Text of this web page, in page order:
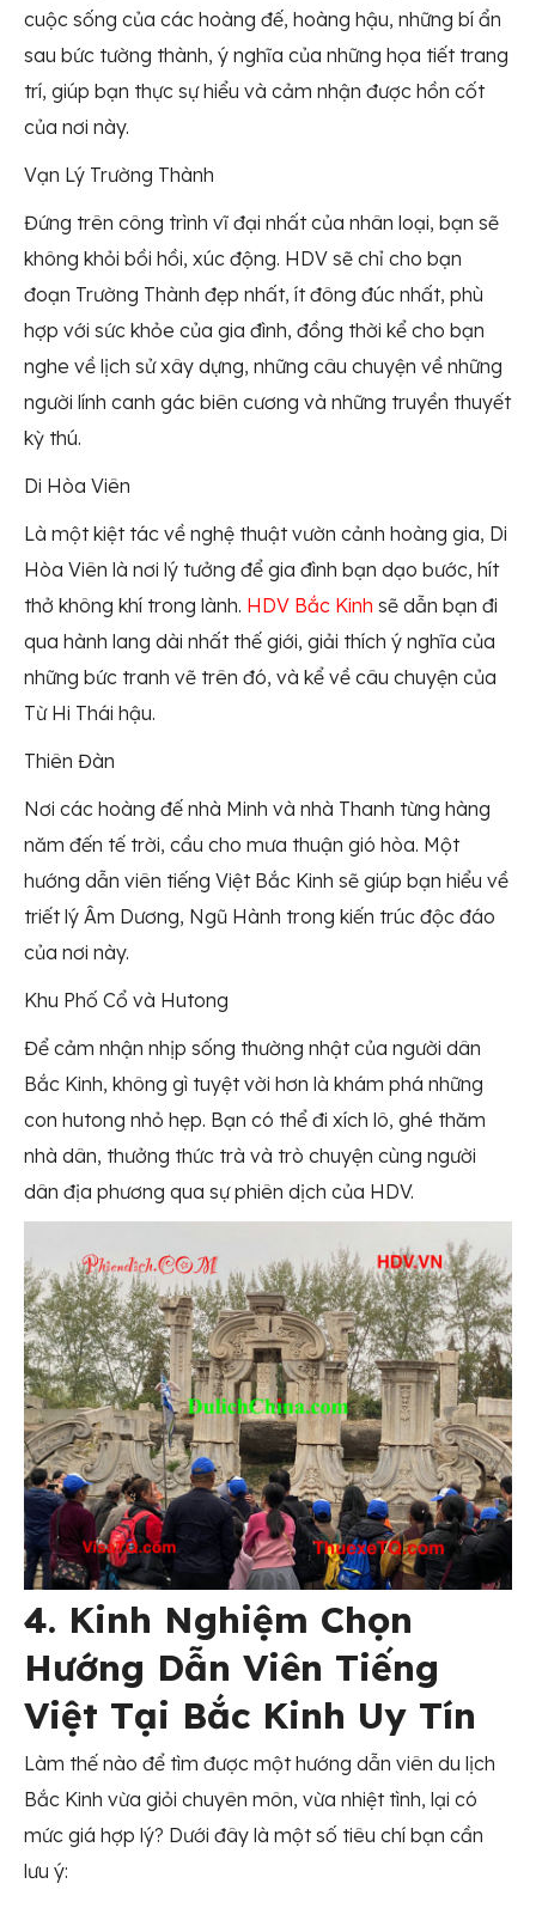
cuộc sống của các hoàng đế, hoàng hậu, những bí ẩn
sau bức tường thành, ý nghĩa của những họa tiết trang
trí, giúp bạn thực sự hiểu và cảm nhận được hồn cốt
của nơi này.
Vạn Lý Trường Thành
Đứng trên công trình vĩ đại nhất của nhân loại, bạn sẽ
không khỏi bồi hồi, xúc động. HDV sẽ chỉ cho bạn
đoạn Trường Thành đẹp nhất, ít đông đúc nhất, phù
hợp với sức khỏe của gia đình, đồng thời kể cho bạn
nghe về lịch sử xây dựng, những câu chuyện về những
người lính canh gác biên cương và những truyền thuyết
kỳ thú.
Di Hòa Viên
Là một kiệt tác về nghệ thuật vườn cảnh hoàng gia, Di
Hòa Viên là nơi lý tưởng để gia đình bạn dạo bước, hít
thở không khí trong lành. HDV Bắc Kinh sẽ dẫn bạn đi
qua hành lang dài nhất thế giới, giải thích ý nghĩa của
những bức tranh vẽ trên đó, và kể về câu chuyện của
Từ Hi Thái hậu.
Thiên Đàn
Nơi các hoàng đế nhà Minh và nhà Thanh từng hàng
năm đến tế trời, cầu cho mưa thuận gió hòa. Một
hướng dẫn viên tiếng Việt Bắc Kinh sẽ giúp bạn hiểu về
triết lý Âm Dương, Ngũ Hành trong kiến trúc độc đáo
của nơi này.
Khu Phố Cổ và Hutong
Để cảm nhận nhịp sống thường nhật của người dân
Bắc Kinh, không gì tuyệt vời hơn là khám phá những
con hutong nhỏ hẹp. Bạn có thể đi xích lô, ghé thăm
nhà dân, thưởng thức trà và trò chuyện cùng người
dân địa phương qua sự phiên dịch của HDV.
4. Kinh Nghiệm Chọn
Hướng Dẫn Viên Tiếng
Việt Tại Bắc Kinh Uy Tín
Làm thế nào để tìm được một hướng dẫn viên du lịch
Bắc Kinh vừa giỏi chuyên môn, vừa nhiệt tình, lại có
mức giá hợp lý? Dưới đây là một số tiêu chí bạn cần
lưu ý: